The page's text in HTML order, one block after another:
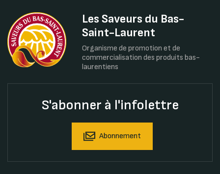
Les Saveurs du Bas-
Saint-Laurent
Organisme de promotion et de
commercialisation des produits bas-
laurentiens
S'abonner à l'infolettre
Abonnement